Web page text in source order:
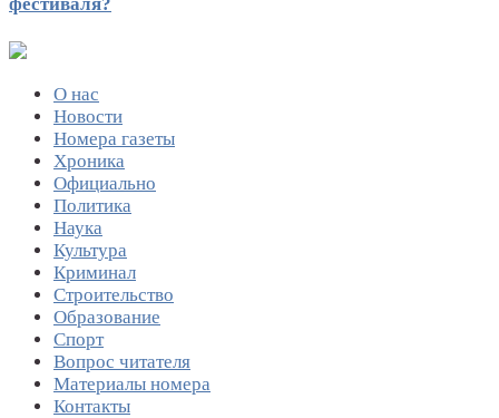
О нас
Новости
Номера газеты
Хроника
Официально
Политика
Наука
Культура
Криминал
Строительство
Образование
Спорт
Вопрос читателя
Материалы номера
Контакты